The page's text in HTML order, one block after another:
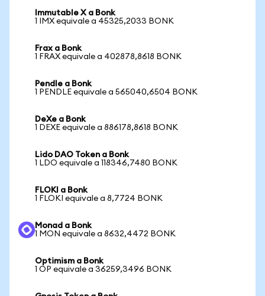
Immutable X a Bonk
1 IMX equivale a 45325,2033 BONK
Frax a Bonk
1 FRAX equivale a 402878,8618 BONK
Pendle a Bonk
1 PENDLE equivale a 565040,6504 BONK
DeXe a Bonk
1 DEXE equivale a 886178,8618 BONK
Lido DAO Token a Bonk
1 LDO equivale a 118346,7480 BONK
FLOKI a Bonk
1 FLOKI equivale a 8,7724 BONK
Monad a Bonk
1 MON equivale a 8632,4472 BONK
Optimism a Bonk
1 OP equivale a 36259,3496 BONK